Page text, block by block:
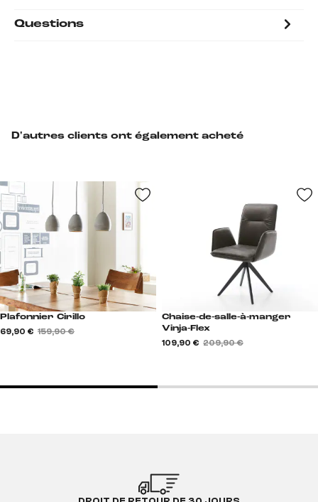
Questions
D'autres clients ont également acheté
Plafonnier Cirillo
69,90 € 159,90 €
Chaise-de-salle-à-manger
Vinja-Flex
109,90 € 209,90 €